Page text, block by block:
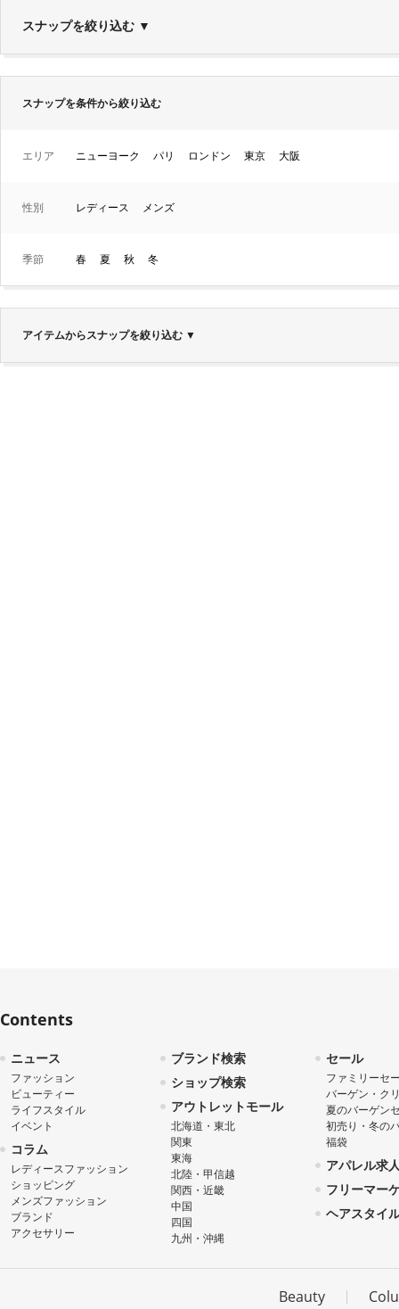
スナップを絞り込む ▼
スナップを条件から絞り込む
エリア ニューヨーク パリ ロンドン 東京 大阪
性別 レディース メンズ
季節 春 夏 秋 冬
アイテムからスナップを絞り込む ▼
Contents
ニュース
ファッション
ビューティー
ライフスタイル
イベント
コラム
レディースファッション
ショッピング
メンズファッション
ブランド
アクセサリー
ブランド検索
ショップ検索
アウトレットモール
北海道・東北
関東
東海
北陸・甲信越
関西・近畿
中国
四国
九州・沖縄
セール
ファミリーセ
バーゲン・ク
夏のバーゲン
初売り・冬の
福袋
アパレル求
フリーマー
ヘアスタイ
Beauty